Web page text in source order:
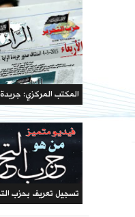
المكتب المركزي:
تسجيل تعريف بحزب